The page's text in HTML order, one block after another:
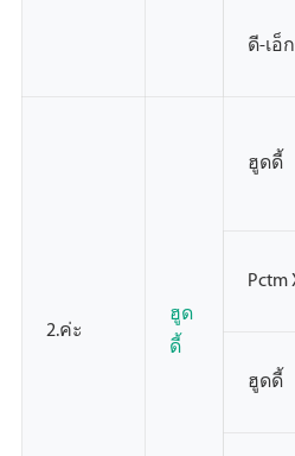
ดี-เอ็
2.ค่ะ
ฮูด
ดี้
ฮูดดี้
Pctm
ฮูดดี้